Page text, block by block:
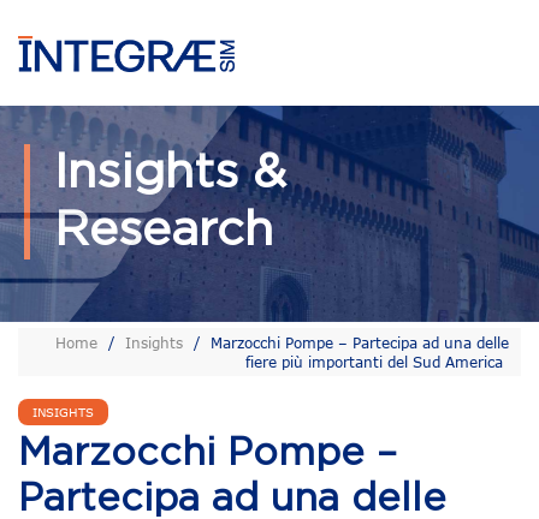
Insights &
Research
Home / Insights /
Marzocchi Pompe – Partecipa ad una delle
fiere più importanti del Sud America
INSIGHTS
Marzocchi Pompe –
Partecipa ad una delle